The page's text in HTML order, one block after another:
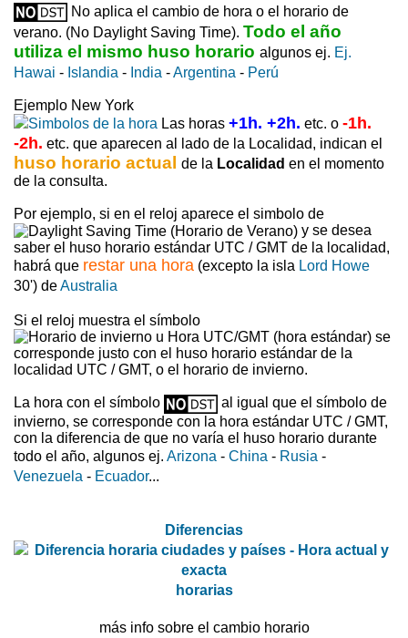
No aplica el cambio de hora o el horario de
verano. (No Daylight Saving Time). Todo el año
utiliza el mismo huso horario algunos ej. Ej.
Hawai - Islandia - India -Argentina - Perú
Ejemplo New York
Las horas +1h. +2h. etc. o -1h.
-2h. etc. que aparecen al lado de la Localidad, indican el
huso horario actual de la Localidad en el momento
de la consulta.
Por ejemplo, si en el reloj aparece el simbolo de
y se desea
saber el huso horario estándar UTC / GMT de la localidad,
habrá que restar una hora (excepto la isla Lord Howe
30') deAustralia
Si el reloj muestra el símbolo
se
corresponde justo con el huso horario estándar de la
localidad UTC / GMT, o el horario de invierno.
La hora con el símbolo
al igual que el símbolo de
invierno, se corresponde con la hora estándar UTC / GMT,
con la diferencia de que no varía el huso horario durante
todo el año, algunos ej. Arizona - China - Rusia -
Venezuela - Ecuador...
Diferencias
horarias
más info sobre el cambio horario